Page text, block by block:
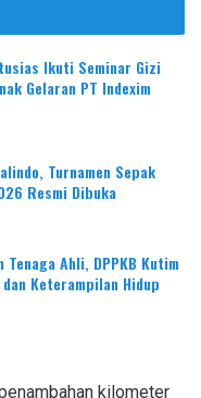
Ikuti Seminar Gizi
Gelaran PT Indexim
Turnamen Sepak
Resmi Dibuka
Ahli, DPPKB Kutim
Keterampilan Hidup
kilometer